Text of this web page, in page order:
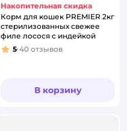
Накопительная скидка
Корм для кошек PREMIER 2кг
стерилизованных свежее
филе лосося с индейкой
Рейтинг:
5 40 отзывов
В корзину